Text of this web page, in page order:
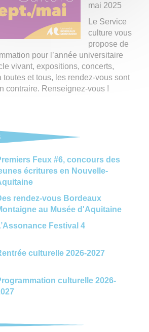
mai 2025
Le Service
culture vous
propose de
pour l’année universitaire
vivant, expositions, concerts,
toutes et tous, les rendez-vous sont
contraire. Renseignez-vous !
Feux #6, concours des
écritures en Nouvelle-
rendez-vous Bordeaux
au Musée d'Aquitaine
Festival 4
culturelle 2026-2027
culturelle 2026-